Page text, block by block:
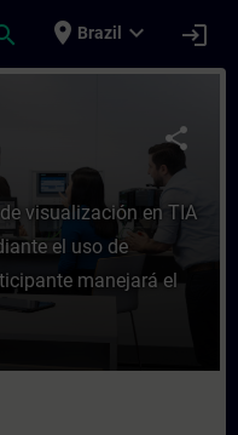
place Brazil expand_more login
Unified -
share
visualización en TIA
el uso de
manejará el